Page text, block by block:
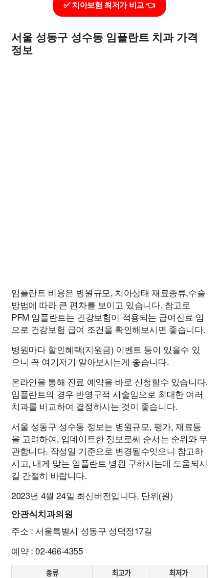
✅ 치아보험 최저가 비교 👈
서울 성동구 성수동 임플란트 치과 가격
정보
임플란트 비용은 병원규모, 치아상태 재료종류,수술
방법에 따라 큰 편차를 보이고 있습니다. 참고로
PFM 임플란트는 건강보험이 적용되는 급여진료 임
으로 건강보험 급여 조건을 확인해보시면 좋습니다.
병원마다 할인혜택(지원금) 이벤트 등이 있을수 있
으니 꼭 여기저기 알아보시는게 좋습니다.
온라인을 통해 진료 예약을 바로 신청할수 있습니다.
임플란트의 경우 반영구적 시술임으로 최대한 여러
치과를 비교하여 결정하시는 것이 좋습니다.
서울 성동구 성수동 정보는 병원규모, 평가, 재료등
을 고려하여, 업데이트한 정보로써 순서는 순위와 무
관합니다. 작성일 기준으로 변경될수잇으니 참고하
시고, 내게 맞는 임플란트 병원 구하시는데 도움되시
길 간절히 바랍니다.
2023년 4월 24일 최신버전입니다. 단위(원)
안관식치과의원
주소 : 서울특별시 성동구 성덕정17길
예약 : 02-466-4355
종류 최고가
최저가